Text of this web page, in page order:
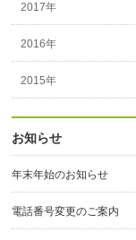
2017年
2016年
2015年
お知らせ
年末年始のお知らせ
電話番号変更のご案内